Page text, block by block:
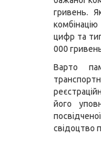
гривень.
цифр та
000
Варто
його
свідоцтво